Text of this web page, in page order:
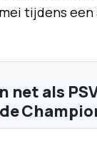
tijdens
net als